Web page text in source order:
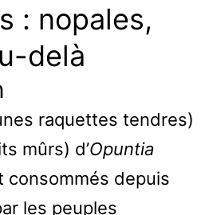
: nopales,
delà
raquettes tendres)
mûrs) d’Opuntia
depuis
les peuples